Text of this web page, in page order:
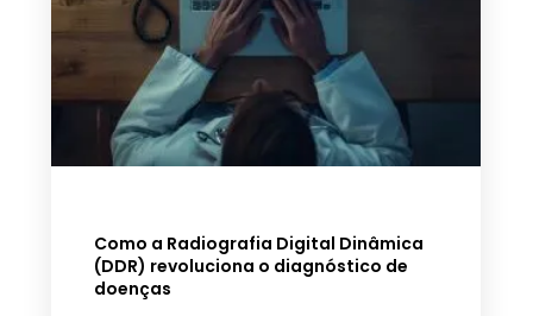
Como a Radiografia Digital Dinâmica
(DDR) revoluciona o diagnóstico de
doenças